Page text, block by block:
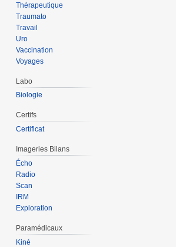
Thérapeutique
Traumato
Travail
Uro
Vaccination
Voyages
Labo
Biologie
Certifs
Certificat
Imageries Bilans
Écho
Radio
Scan
IRM
Exploration
Paramédicaux
Kiné